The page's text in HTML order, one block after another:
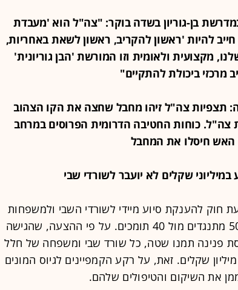
במדרשת בן-גוריון בשדה בוקר: "צה"ל הוא 'מעבדת
להיות 'ראשון להקריב, ראשון לשאת באחריות,
מקצועית ולאומית וזו המורשת 'הבן גוריונית'
מרכזי ביכולת להתקיים"
עזה: תצפיות צה"ל זיהו מחבל שחצה את הקו הצהוב
צה"ל. כוחות החטיבה הדרומית הפרוסים במרחב
חיסלו את המחבל
חוק להענקת סיוע מיידי לשורדי השבי ולמשפחות
החטופים החללים, עם רוב של 50 מתנגדים מול 40 תומכים. על פי ההצעה, שהגישה
פנינה תמנו שטה, כל שורד שבי ומשפחה של חלל
שקלים. זאת, על רקע הקמפיינים לגיוס המונים
את השיקום והטיפולים שלהם.